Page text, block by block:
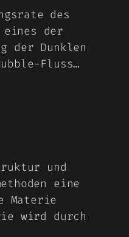
des
der
der Dunklen
Fluss…
und
eine
Materie
wird durch